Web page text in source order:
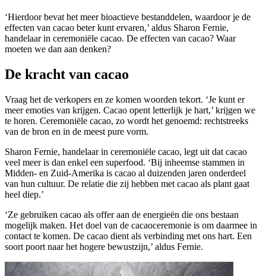
‘Hierdoor bevat het meer bioactieve bestanddelen, waardoor je de
effecten van cacao beter kunt ervaren,’ aldus Sharon Fernie,
handelaar in ceremoniële cacao. De effecten van cacao? Waar
moeten we dan aan denken?
De kracht van cacao
Vraag het de verkopers en ze komen woorden tekort. ‘Je kunt er
meer emoties van krijgen. Cacao opent letterlijk je hart,’ krijgen we
te horen. Ceremoniële cacao, zo wordt het genoemd: rechtstreeks
van de bron en in de meest pure vorm.
Sharon Fernie, handelaar in ceremoniële cacao, legt uit dat cacao
veel meer is dan enkel een superfood. ‘Bij inheemse stammen in
Midden- en Zuid-Amerika is cacao al duizenden jaren onderdeel
van hun cultuur. De relatie die zij hebben met cacao als plant gaat
heel diep.’
‘Ze gebruiken cacao als offer aan de energieën die ons bestaan
mogelijk maken. Het doel van de cacaoceremonie is om daarmee in
contact te komen. De cacao dient als verbinding met ons hart. Een
soort poort naar het hogere bewustzijn,’ aldus Fernie.